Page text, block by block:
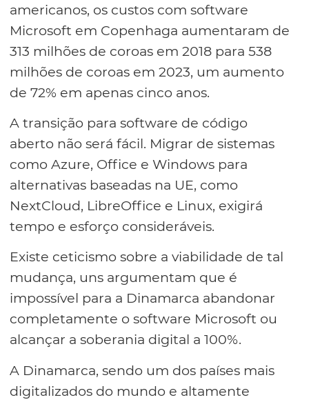
americanos, os custos com software
Microsoft em Copenhaga aumentaram de
313 milhões de coroas em 2018 para 538
milhões de coroas em 2023, um aumento
de 72% em apenas cinco anos.
A transição para software de código
aberto não será fácil. Migrar de sistemas
como Azure, Office e Windows para
alternativas baseadas na UE, como
NextCloud, LibreOffice e Linux, exigirá
tempo e esforço consideráveis.
Existe ceticismo sobre a viabilidade de tal
mudança, uns argumentam que é
impossível para a Dinamarca abandonar
completamente o software Microsoft ou
alcançar a soberania digital a 100%.
A Dinamarca, sendo um dos países mais
digitalizados do mundo e altamente